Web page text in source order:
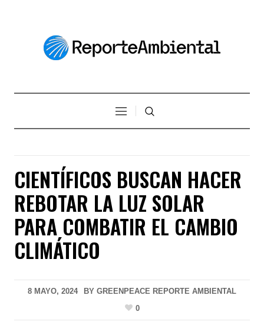
CIENTÍFICOS BUSCAN HACER
REBOTAR LA LUZ SOLAR
PARA COMBATIR EL CAMBIO
CLIMÁTICO
8 MAYO, 2024 BY GREENPEACE REPORTE AMBIENTAL
0